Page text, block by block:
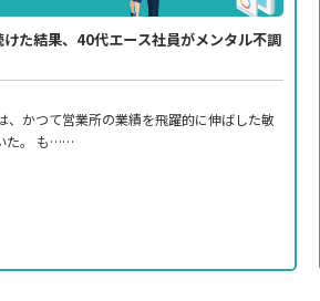
た結果、40代エース社員がメンタル不調
、かつて営業所の業績を飛躍的に伸ばした敏
た。 も……